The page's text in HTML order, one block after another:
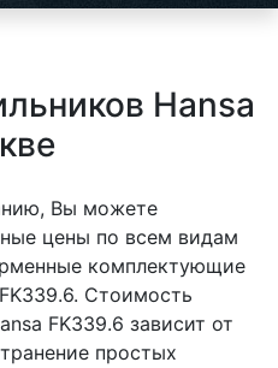
Hansa
Вы можете
цены по всем видам
комплектующие
Стоимость
FK339.6 зависит от
простых